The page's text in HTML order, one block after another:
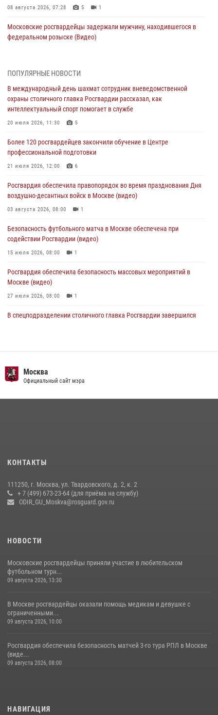
08 августа 2026, 07:28 5 1
Московские росгвардейцы задержали мужчину, находившегося в
федеральном розыске (Видео)
В центре столицы росгвардейцы задержали мужчину, пытавшегося
07 августа 2026, 09:26
Столичное управление вневедомственной охраны Росгвардии
признано лучшим по итогам полугодия на всероссийском
06 августа 2026, 14:59
Столичные росгвардейцы задержали троих мужчин, устроивших
06 августа 2026, 11:20 1
Охрану общественного порядка и безопасность на футбольном
06 августа 2026, 08:30
ПОПУЛЯРНЫЕ НОВОСТИ
В международный день шахмат сотрудник вневедомственной
охраны столичного главка Росгвардии рассказал, как
интеллектуальный спорт помогает в службе
20 июля 2026, 11:30 5
Более 120 росгвардейцев закончили обучение в Центре
профессиональной подготовки
21 июля 2026, 12:00 6
Росгвардия обеспечила правопорядок во время празднования Дня
воздушно-десантных войск в Москве (видео)
03 августа 2026, 08:00 1
Безопасность футбольного матча в Москве обеспечена при
содействии Росгвардии (видео)
15 июля 2026, 08:00 1
Росгвардия обеспечила безопасность массовых мероприятий в
Москве (видео)
27 июля 2026, 08:00 1
В спецподразделении столичного главка Росгвардии завершился
районе Китай-города (видео)
30 июля 2026, 14:00 1
матче в Москве обеспечила Росгвардия (видео)
Центральный округ Росгвардии отмечает 105-летие
Москва
Официальный сайт мэра
КОНТАКТЫ
111250, г. Москва, ул. Твардовского, д. 2, к. 2
+ 7 (499) 673-23-64 (для приёма на службу)
ODIR_GU_Moskva@rosguard.gov.ru
НОВОСТИ
Московские росгвардейцы приняли участие в любительском
футбольном турн...
09 августа 2026, 13:30
В Москве росгвардейцы оказали помощь медикам и девушке с
ограниченными...
09 августа 2026, 10:00
Росгвардия обеспечила безопасность матчей 3-го тура РПЛ в Москве
(виде...
09 августа 2026, 08:00
НАВИГАЦИЯ